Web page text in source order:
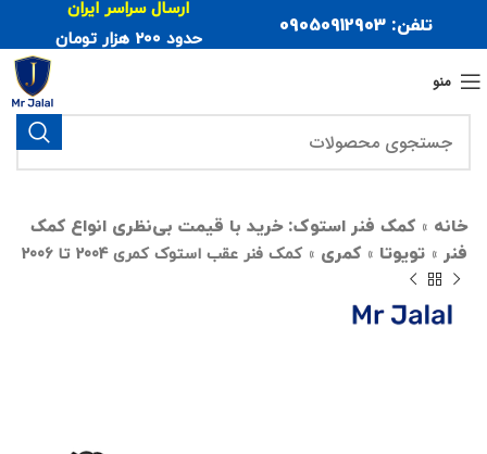
تلفن: 09050912903
ارسال سراسر ایران
حدود 200 هزار تومان
منو
خانه » کمک فنر استوک: خرید با قیمت بی‌نظری انواع کمک
فنر » تویوتا » کمری »کمک فنر عقب استوک کمری 2004 تا 2006